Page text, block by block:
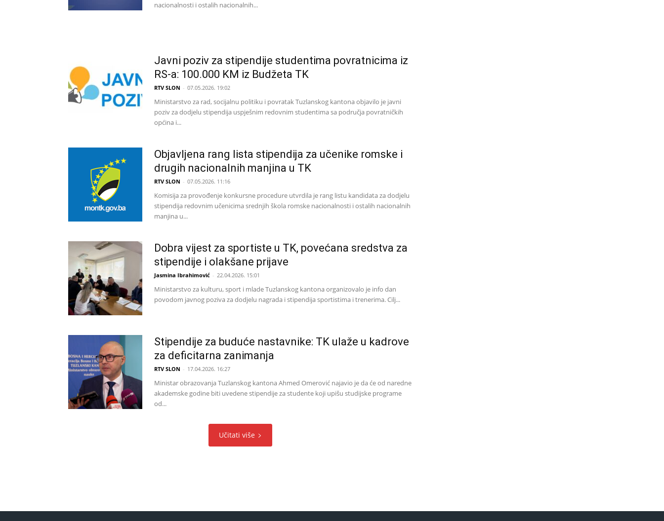
nacionalnosti i ostalih nacionalnih...
Javni poziv za stipendije studentima povratnicima iz
RS-a: 100.000 KM iz Budžeta TK
RTV SLON - 07.05.2026. 19:02
Ministarstvo za rad, socijalnu politiku i povratak Tuzlanskog kantona objavilo je javni
poziv za dodjelu stipendija uspješnim redovnim studentima sa područja povratničkih
općina i...
Objavljena rang lista stipendija za učenike romske i
drugih nacionalnih manjina u TK
RTV SLON - 07.05.2026. 11:16
Komisija za provođenje konkursne procedure utvrdila je rang listu kandidata za dodjelu
stipendija redovnim učenicima srednjih škola romske nacionalnosti i ostalih nacionalnih
manjina u...
Dobra vijest za sportiste u TK, povećana sredstva za
stipendije i olakšane prijave
Jasmina Ibrahimović - 22.04.2026. 15:01
Ministarstvo za kulturu, sport i mlade Tuzlanskog kantona organizovalo je info dan
povodom javnog poziva za dodjelu nagrada i stipendija sportistima i trenerima. Cilj...
Stipendije za buduće nastavnike: TK ulaže u kadrove
za deficitarna zanimanja
RTV SLON - 17.04.2026. 16:27
Ministar obrazovanja Tuzlanskog kantona Ahmed Omerović najavio je da će od naredne
akademske godine biti uvedene stipendije za studente koji upišu studijske programe
od...
Učitati više